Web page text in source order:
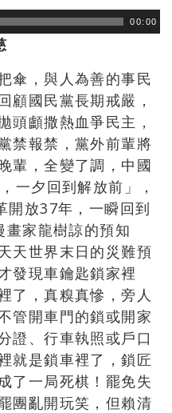
00:00
傘，與人為善的事民
顧國民黨長期戒嚴，
頭顱撒熱血爭民主，
禁報禁，黨外前輩將
輩，全變了調，中國
一夕回到解放前」，
開放37年，一瞬回到
家龍樹諒的預知
天世界末日的災難預
發現車鑰匙鎖家裡
了，真糗真慘，旁人
管開車門的鎖或開家
證、行車執照或戶口
就是鎖車裡了，鎖匠
了一局死棋！罷免失
團亂開玩笑，但賴清